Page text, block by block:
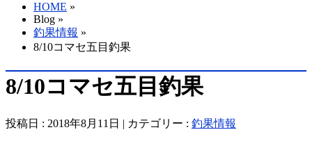
HOME »
Blog »
釣果情報 »
8/10コマセ五目釣果
8/10コマセ五目釣果
投稿日 : 2018年8月11日 | カテゴリー : 釣果情報